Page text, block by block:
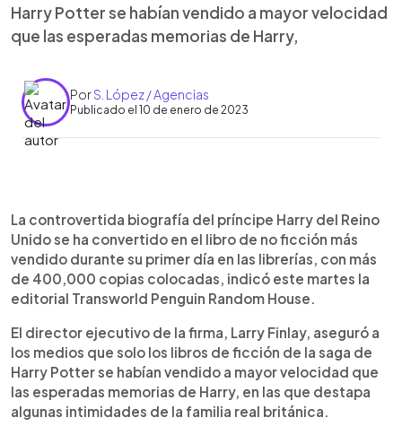
Harry Potter se habían vendido a mayor velocidad
que las esperadas memorias de Harry,
PorS. López / Agencias
Publicado el 10 de enero de 2023
Escuchar artículo
La controvertida biografía del príncipe Harry del Reino
Unido se ha convertido en el libro de no ficción más
vendido durante su primer día en las librerías, con más
de 400,000 copias colocadas, indicó este martes la
editorial Transworld Penguin Random House.
El director ejecutivo de la firma, Larry Finlay, aseguró a
los medios que solo los libros de ficción de la saga de
Harry Potter se habían vendido a mayor velocidad que
las esperadas memorias de Harry, en las que destapa
algunas intimidades de la familia real británica.